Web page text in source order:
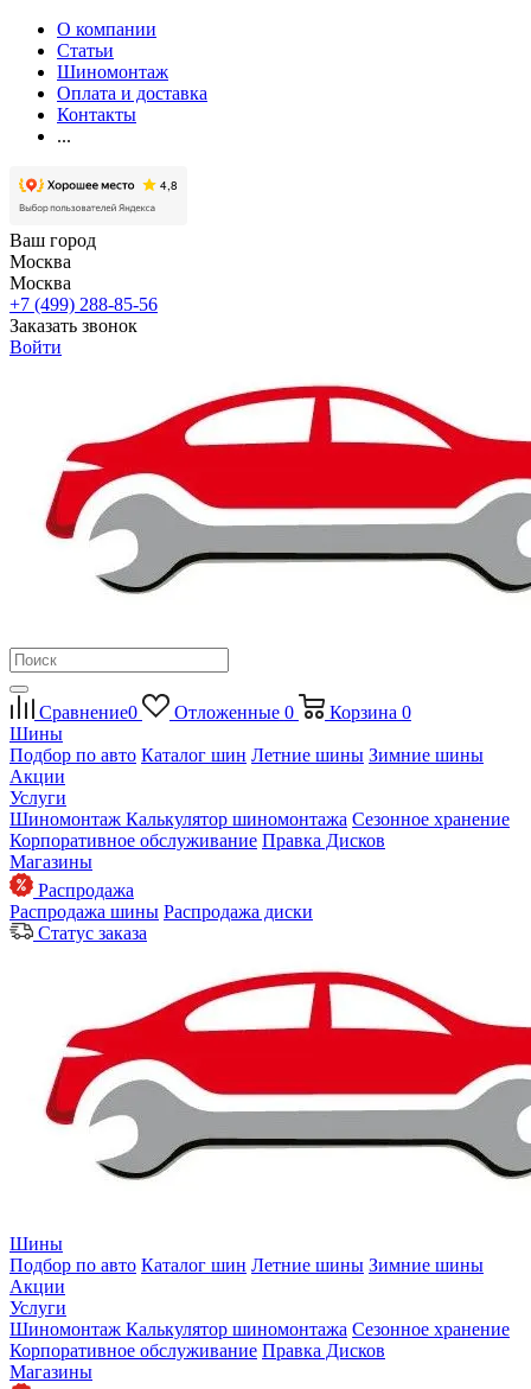
О компании
Статьи
Шиномонтаж
Оплата и доставка
Контакты
...
Ваш город
Москва
Москва
+7 (499) 288-85-56
Заказать звонок
Войти
Сравнение0 Отложенные 0 Корзина 0
Шины
Подбор по авто Каталог шин Летние шины Зимние шины
Акции
Услуги
Шиномонтаж Калькулятор шиномонтажа Сезонное хранение
Корпоративное обслуживание Правка Дисков
Магазины
Распродажа
Распродажа шины Распродажа диски
Статус заказа
Шины
Подбор по авто Каталог шин Летние шины Зимние шины
Акции
Услуги
Шиномонтаж Калькулятор шиномонтажа Сезонное хранение
Корпоративное обслуживание Правка Дисков
Магазины